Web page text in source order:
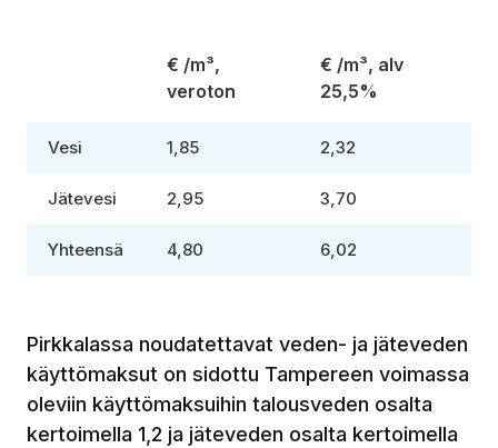
€ /m³,
veroton
€ /m³, alv
25,5%
Vesi 1,85 2,32
Jätevesi 2,95 3,70
Yhteensä 4,80 6,02
Pirkkalassa noudatettavat veden- ja jäteveden
käyttömaksut on sidottu Tampereen voimassa
oleviin käyttömaksuihin talousveden osalta
kertoimella 1,2 ja jäteveden osalta kertoimella